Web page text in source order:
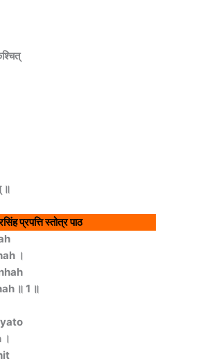
॥
स्तोत्र पाठ
।
॥ 1 ॥
।